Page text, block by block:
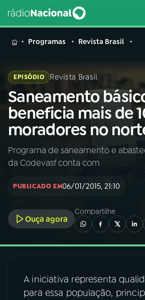
MENU
Buscar
na
Rádio
Nacional
Buscar
AO VIVO
INÍCIO
A RÁDIO
03PROGRAMAÇÃO
04PROGRAMAS
Programas Revista Brasil
EPISÓDIO Revista Brasil
Saneamento
beneficia mais de
moradores no
Programa de saneamento e
da Codevasf conta com
PUBLICADO EM06/01/2015, 21:10
Ouça agora
Compartilhe
A iniciativa representa
para essa população,